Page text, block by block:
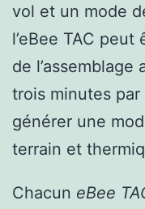
vol et un mode
l’eBee TAC
de
trois minutes
générer une
terrain et
Chacun eBee